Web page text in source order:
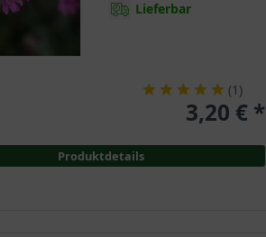
Lieferbar
(1 )
3,20 € *
Produktdetails